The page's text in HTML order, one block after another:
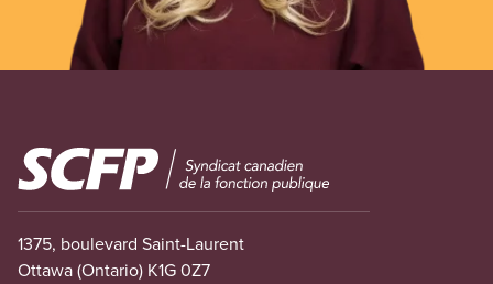
Image
1375, boulevard Saint-Laurent
Ottawa (Ontario) K1G 0Z7